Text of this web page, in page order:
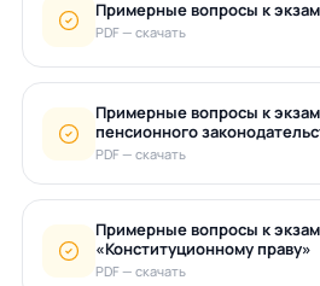
Примерные вопросы к
PDF — скачать
Примерные вопросы к
пенсионного
PDF — скачать
Примерные вопросы к
«Конституционному праву»
PDF — скачать